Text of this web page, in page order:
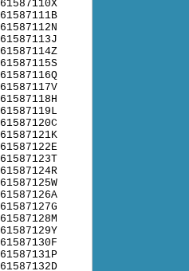
61587110X
61587111B
61587112N
61587113J
61587114Z
61587115S
61587116Q
61587117V
61587118H
61587119L
61587120C
61587121K
61587122E
61587123T
61587124R
61587125W
61587126A
61587127G
61587128M
61587129Y
61587130F
61587131P
61587132D